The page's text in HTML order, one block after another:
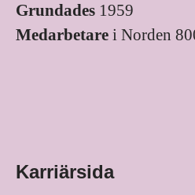
Grundades 1959
Medarbetare i Norden
Karriärsida